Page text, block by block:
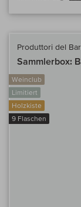
Produttori del
Sammlerbox:
Weinclub
Limitiert
Holzkiste
9 Flaschen